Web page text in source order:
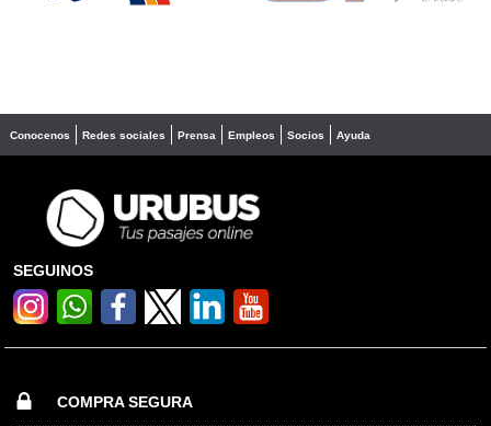
Conocenos Redes sociales Prensa Empleos Socios Ayuda
SEGUINOS
COMPRA SEGURA